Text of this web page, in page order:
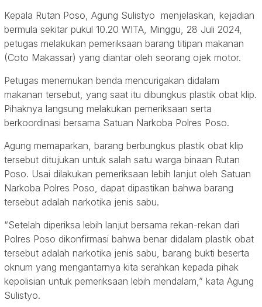
Kepala Rutan Poso, Agung Sulistyo menjelaskan, kejadian
bermula sekitar pukul 10.20 WITA, Minggu, 28 Juli 2024,
petugas melakukan pemeriksaan barang titipan makanan
(Coto Makassar) yang diantar oleh seorang ojek motor.
Petugas menemukan benda mencurigakan didalam
makanan tersebut, yang saat itu dibungkus plastik obat klip.
Pihaknya langsung melakukan pemeriksaan serta
berkoordinasi bersama Satuan Narkoba Polres Poso.
Agung memaparkan, barang berbungkus plastik obat klip
tersebut ditujukan untuk salah satu warga binaan Rutan
Poso. Usai dilakukan pemeriksaan lebih lanjut oleh Satuan
Narkoba Polres Poso, dapat dipastikan bahwa barang
tersebut adalah narkotika jenis sabu.
“Setelah diperiksa lebih lanjut bersama rekan-rekan dari
Polres Poso dikonfirmasi bahwa benar didalam plastik obat
tersebut adalah narkotika jenis sabu, barang bukti beserta
oknum yang mengantarnya kita serahkan kepada pihak
kepolisian untuk pemeriksaan lebih mendalam,” kata Agung
Sulistyo.